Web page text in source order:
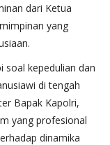
dari Ketua
yang
soal kepedulian dan
di tengah
Bapak Kapolri,
yang profesional
dinamika